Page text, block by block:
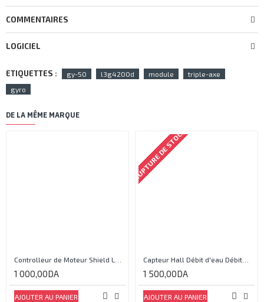
COMMENTAIRES
LOGICIEL
ETIQUETTES : gy-50 l3g4200d module
triple-axe
gyro
DE LA MÊME MARQUE
1 000,00DA
AJOUTER AU PANIER
RUPTURE DE STOCK
Capteur Hall Débit d'eau Débitmètre Contrôle 1-30L Eau / min 1.75MPa
1 500,00DA
AJOUTER AU PANIER